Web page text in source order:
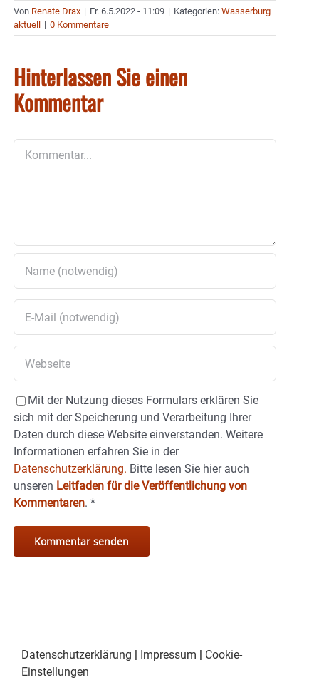
Von Renate Drax | Fr. 6.5.2022 - 11:09 | Kategorien: Wasserburg
aktuell
| 0 Kommentare
Hinterlassen Sie einen
Kommentar
Mit der Nutzung dieses Formulars erklären Sie
sich mit der Speicherung und Verarbeitung Ihrer
Daten durch diese Website einverstanden. Weitere
Informationen erfahren Sie in der
Datenschutzerklärung. Bitte lesen Sie hier auch
unseren Leitfaden für die Veröffentlichung von
Kommentaren. *
Datenschutzerklärung | Impressum | Cookie-
Einstellungen